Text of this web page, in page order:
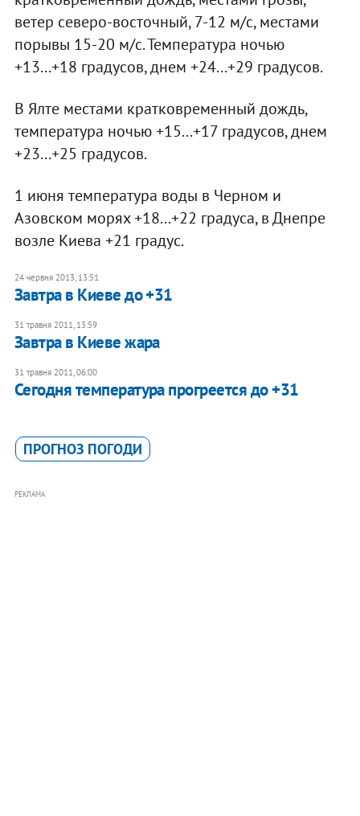
ветер северо-восточный, 7-12 м/с, местами
порывы 15-20 м/с. Температура ночью
+13...+18 градусов, днем +24...+29 градусов.
В Ялте местами кратковременный дождь,
температура ночью +15...+17 градусов, днем
+23...+25 градусов.
1 июня температура воды в Черном и
Азовском морях +18...+22 градуса, в Днепре
возле Киева +21 градус.
24 червня 2013, 13:51
Завтра в Киеве до +31
31 травня 2011, 13:59
Завтра в Киеве жара
31 травня 2011, 06:00
Сегодня температура прогреется до +31
ПРОГНОЗ ПОГОДИ
РЕКЛАМА